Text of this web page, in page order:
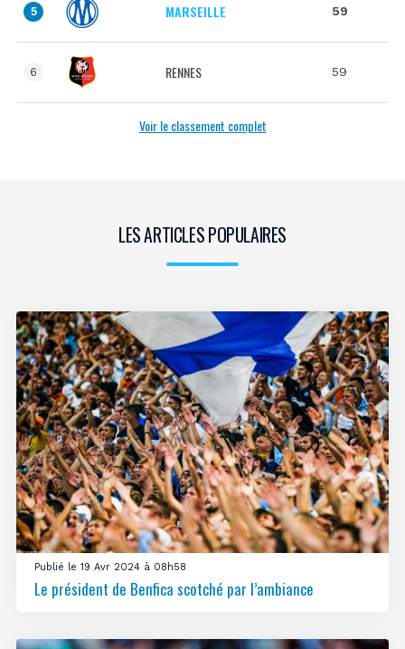
5 MARSEILLE 59
6 RENNES 59
Voir le classement complet
LES ARTICLES POPULAIRES
Publié le 19 Avr 2024 à 08h58
Le président de Benfica scotché par l’ambiance